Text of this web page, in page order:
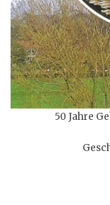
50 Jahre